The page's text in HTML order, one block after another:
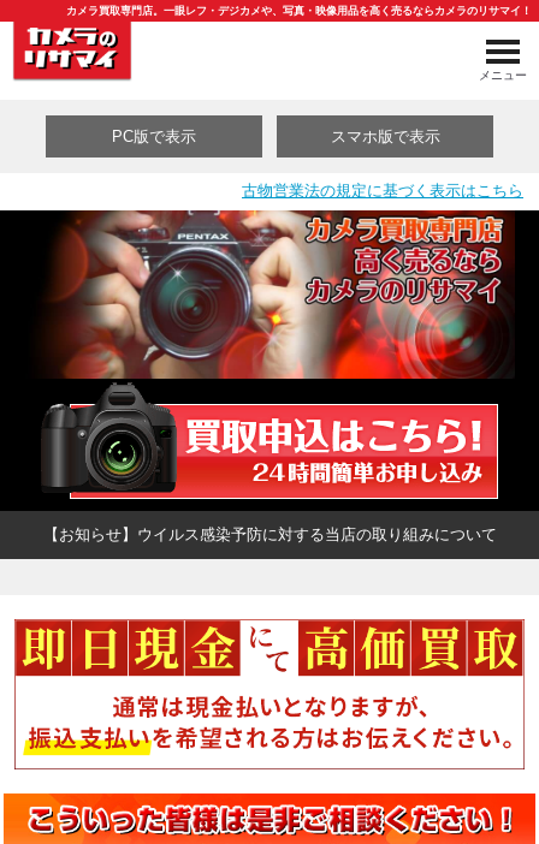
カメラ買取専門店。一眼レフ・デジカメや、写真・映像用品を高く売るならカメラのリサマイ！
メニュー
買取カテゴリ一覧
PC版で表示 スマホ版で表示
古物営業法の規定に基づく表示はこちら
【お知らせ】ウイルス感染予防に対する当店の取り組みについて